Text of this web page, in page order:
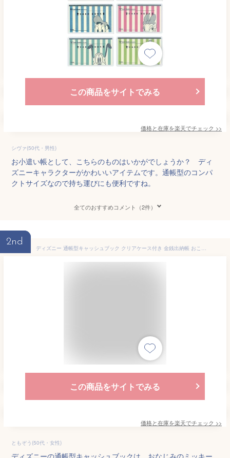
この商品をサイトでみる
価格と在庫を楽天でチェック >>
シヴァ(50代・男性)
お小遣い帳として、こちらのものはいかがでしょうか？ ディ
ズニーキャラクターがかわいいアイテムです。通帳型のコンパ
クトサイズなので持ち運びにも便利ですね。
全てのおすすめコメント（2件）
2nd
ディズニー 通帳型キャッシュブック クリアケース付き 金銭出納帳 おこづかい帳 CASH BOOK お小遣い帳 ミッキー ミニー ドナルド デイジー プルート グーフィーダイゴー Daigo Disney.【メール便対応可能】
この商品をサイトでみる
価格と在庫を楽天でチェック >>
ともぞう(50代・女性)
ディズニーの通帳型キャッシュブックは、おなじみのミッキー